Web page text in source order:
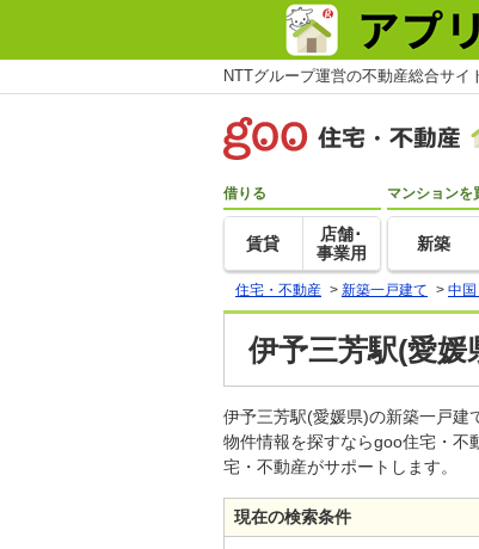
NTTグループ運営の不動産総合サイ
借りる
賃貸
店舗･
事業用
マンションを
新築
住宅・不動産 > 新築一戸建て > 中国
伊予三芳駅(愛媛
伊予三芳駅(愛媛県)の新築一戸建
物件情報を探すならgoo住宅・不
宅・不動産がサポートします。
現在の検索条件